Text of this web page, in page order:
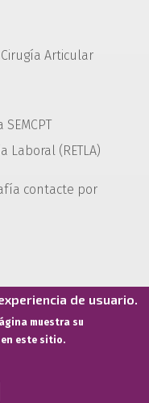
Articular
Laboral (RETLA)
contacte por
de usuario.
muestra su
este sitio.